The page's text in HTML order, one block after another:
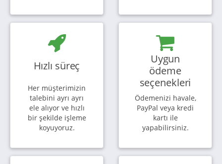
Hızlı süreç
Her müşterimizin
talebini ayrı ayrı
ele alıyor ve hızlı
bir şekilde işleme
koyuyoruz.
Uygun
ödeme
seçenekleri
Ödemenizi havale,
PayPal veya kredi
kartı ile
yapabilirsiniz.